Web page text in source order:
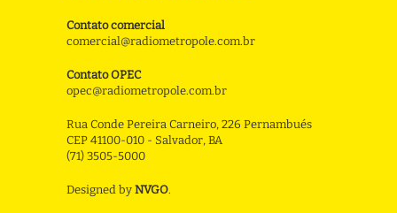
Contato comercial
comercial@radiometropole.com.br
Contato OPEC
opec@radiometropole.com.br
Rua Conde Pereira Carneiro, 226 Pernambués
CEP 41100-010 - Salvador, BA
(71) 3505-5000
Designed by NVGO.